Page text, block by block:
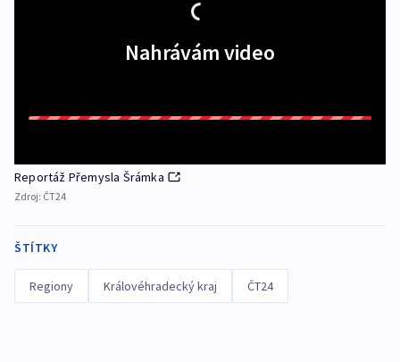
Nahrávám video
Reportáž Přemysla Šrámka
Zdroj: ČT24
ŠTÍTKY
Regiony Královéhradecký kraj ČT24